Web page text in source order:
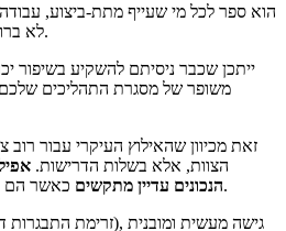
לא ברורות בצנרת פיתוח התוכנה שלו.
ייתכן שכבר ניסיתם להשקיע בשיפור
משופר של מסגרת התהליכים
זאת מכיוון שהאילוץ העיקרי עבור רוב
הצוות, אלא בשלות הדרישות.
הנכונים עדיין מתקשיםכאשר הם עובדים עם דרישות לא בשלות.